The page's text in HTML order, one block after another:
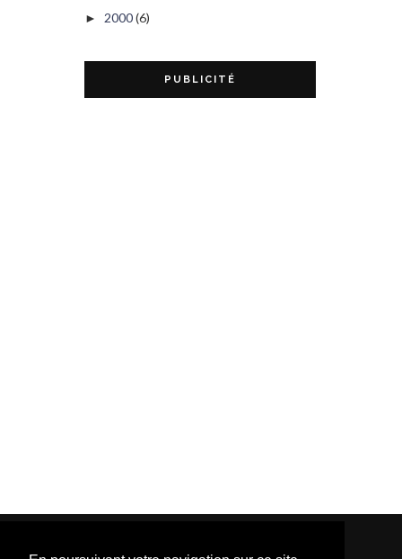
► 2000(6)
PUBLICITÉ